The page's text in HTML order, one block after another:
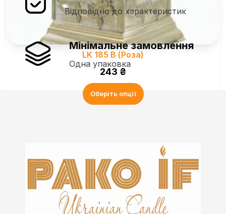
LK 185 B (Роза)
243 ₴
Оберіть опції
Відповідно до характеристик
Мінімальне замовлення
Одна упаковка